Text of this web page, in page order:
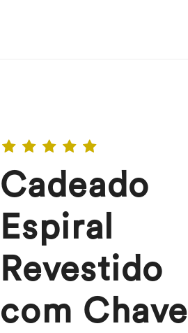
Cadeado
Espiral
Revestido
com Chave